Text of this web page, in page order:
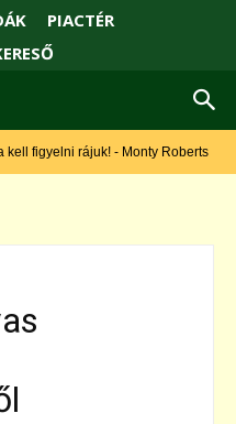
PIACTÉR
figyelni rájuk! - Monty Roberts